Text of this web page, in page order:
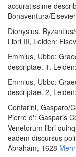
accuratissime
Bonaventura/
Dionysius, Byzantius/
Libri III, Leiden:
Emmius, Ubbo:
descriptae. 1 ,
Emmius, Ubbo:
descriptae. 2,
Contarini, Gasparo/
Pierre d': Gasparis
Venetorum libri
eadem discursus
Abraham, 1628 Mehr